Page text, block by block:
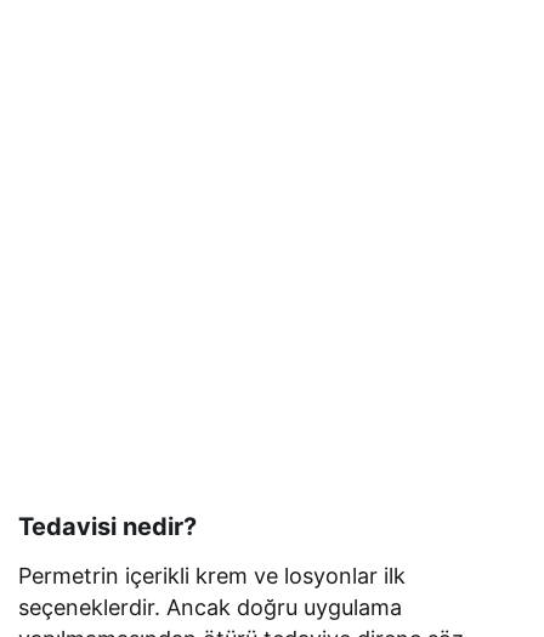
Tedavisi nedir?
Permetrin içerikli krem ve losyonlar ilk
seçeneklerdir. Ancak doğru uygulama